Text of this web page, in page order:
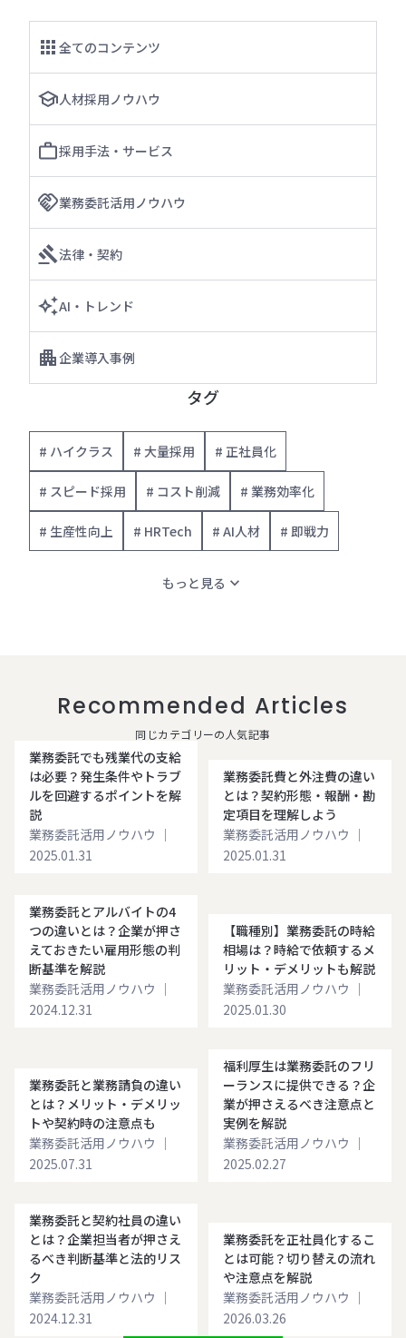
全てのコンテンツ
人材採用ノウハウ
採用手法・サービス
業務委託活用ノウハウ
法律・契約
AI・トレンド
企業導入事例
タグ
# ハイクラス # 大量採用 # 正社員化
# スピード採用 # コスト削減 # 業務効率化
# 生産性向上 # HRTech # AI人材 # 即戦力
もっと見る expand_more
Recommended Articles
同じカテゴリーの人気記事
業務委託でも残業代の支給
は必要？発生条件やトラブ
ルを回避するポイントを解
説
業務委託活用ノウハウ ｜
2025.01.31
業務委託費と外注費の違い
とは？契約形態・報酬・勘
定項目を理解しよう
業務委託活用ノウハウ ｜
2025.01.31
業務委託とアルバイトの4
つの違いとは？企業が押さ
えておきたい雇用形態の判
断基準を解説
業務委託活用ノウハウ ｜
2024.12.31
【職種別】業務委託の時給
相場は？時給で依頼するメ
リット・デメリットも解説
業務委託活用ノウハウ ｜
2025.01.30
業務委託と業務請負の違い
とは？メリット・デメリッ
トや契約時の注意点も
業務委託活用ノウハウ ｜
2025.07.31
福利厚生は業務委託のフリ
ーランスに提供できる？企
業が押さえるべき注意点と
実例を解説
業務委託活用ノウハウ ｜
2025.02.27
業務委託と契約社員の違い
とは？企業担当者が押さえ
るべき判断基準と法的リス
ク
業務委託活用ノウハウ ｜
2024.12.31
業務委託を正社員化するこ
とは可能？切り替えの流れ
や注意点を解説
業務委託活用ノウハウ ｜
2026.03.26